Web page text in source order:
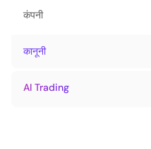
कंपनी
कानूनी
AI Trading